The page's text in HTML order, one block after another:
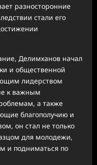
разносторонние
стали его
Делимханов начал
и общественной
лидерством
к важным
а также
благополучию и
он стал не только
для молодежи,
и подниматься по